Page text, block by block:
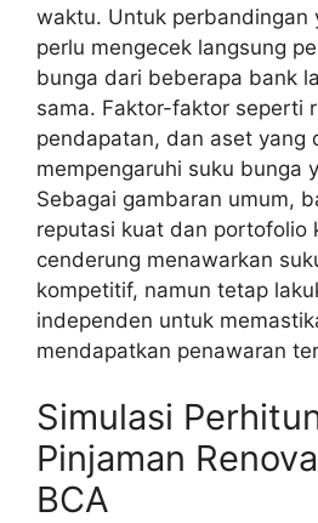
waktu. Untuk perbandingan
perlu mengecek langsung
bunga dari beberapa bank
sama. Faktor-faktor seperti
pendapatan, dan aset yang
mempengaruhi suku bunga
Sebagai gambaran umum,
reputasi kuat dan portofolio
cenderung menawarkan
kompetitif, namun tetap
independen untuk
mendapatkan penawaran
Simulasi
Pinjaman
BCA